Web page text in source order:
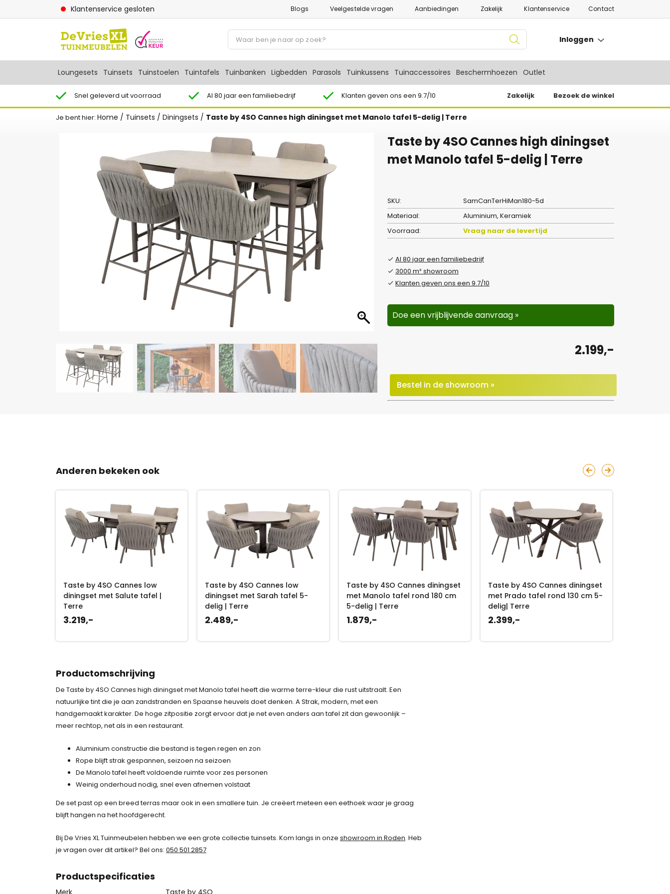
Klantenservice gesloten Blogs Veelgestelde vragen Aanbiedingen Zakelijk Klantenservice Contact
r
o
d
u
c
t
e
o
k
e
n
Inloggen
Loungesets Tuinsets Tuinstoelen Tuintafels Tuinbanken Ligbedden Parasols Tuinkussens Tuinaccessoires Beschermhoezen Outlet
Snel geleverd uit voorraad Al 80 jaar een familiebedrijf Klanten geven ons een 9.7/10 Zakelijk Bezoek de winkel
Je bent hier: Home / Tuinsets / Diningsets / Taste by 4SO Cannes high diningset met Manolo tafel 5-delig | Terre
Taste by 4SO Cannes high diningset
met Manolo tafel 5-delig | Terre
SKU:
SamCanTerHiMan180-5d
Materiaal:
Aluminium, Keramiek
Voorraad:
Vraag naar de levertijd
Al 80 jaar een familiebedrijf
3000 m² showroom
Klanten geven ons een 9.7/10
Doe een vrijblijvende aanvraag »
2.199,-
Bestel in de showroom »
Anderen bekeken ook
Taste by 4SO Cannes low
diningset met Salute tafel |
Terre
3.219,-
Taste by 4SO Cannes low
diningset met Sarah tafel 5-
delig | Terre
2.489,-
Taste by 4SO Cannes diningset
met Manolo tafel rond 180 cm
5-delig | Terre
1.879,-
Taste by 4SO Cannes diningset
met Prado tafel rond 130 cm 5-
delig| Terre
2.399,-
Productomschrijving
De Taste by 4SO Cannes high diningset met Manolo tafel heeft die warme terre-kleur die rust uitstraalt. Een
natuurlijke tint die je aan zandstranden en Spaanse heuvels doet denken. A Strak, modern, met een
handgemaakt karakter. De hoge zitpositie zorgt ervoor dat je net even anders aan tafel zit dan gewoonlijk –
meer rechtop, net als in een restaurant.
Aluminium constructie die bestand is tegen regen en zon
Rope blijft strak gespannen, seizoen na seizoen
De Manolo tafel heeft voldoende ruimte voor zes personen
Weinig onderhoud nodig, snel even afnemen volstaat
De set past op een breed terras maar ook in een smallere tuin. Je creëert meteen een eethoek waar je graag
blijft hangen na het hoofdgerecht.
Bij De Vries XL Tuinmeubelen hebben we een grote collectie tuinsets. Kom langs in onze showroom in Roden. Heb
je vragen over dit artikel? Bel ons: 050 501 2857
Productspecificaties
Merk
Taste by 4SO